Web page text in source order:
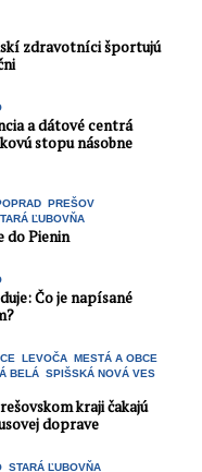
zdravotníci športujú
a dátové centrá
stopu násobne
PREŠOV
ĽUBOVŇA
do Pienin
Čo je napísané
LEVOČA MESTÁ A OBCE
BELÁ SPIŠSKÁ NOVÁ VES
kraji čakajú
doprave
STARÁ ĽUBOVŇA